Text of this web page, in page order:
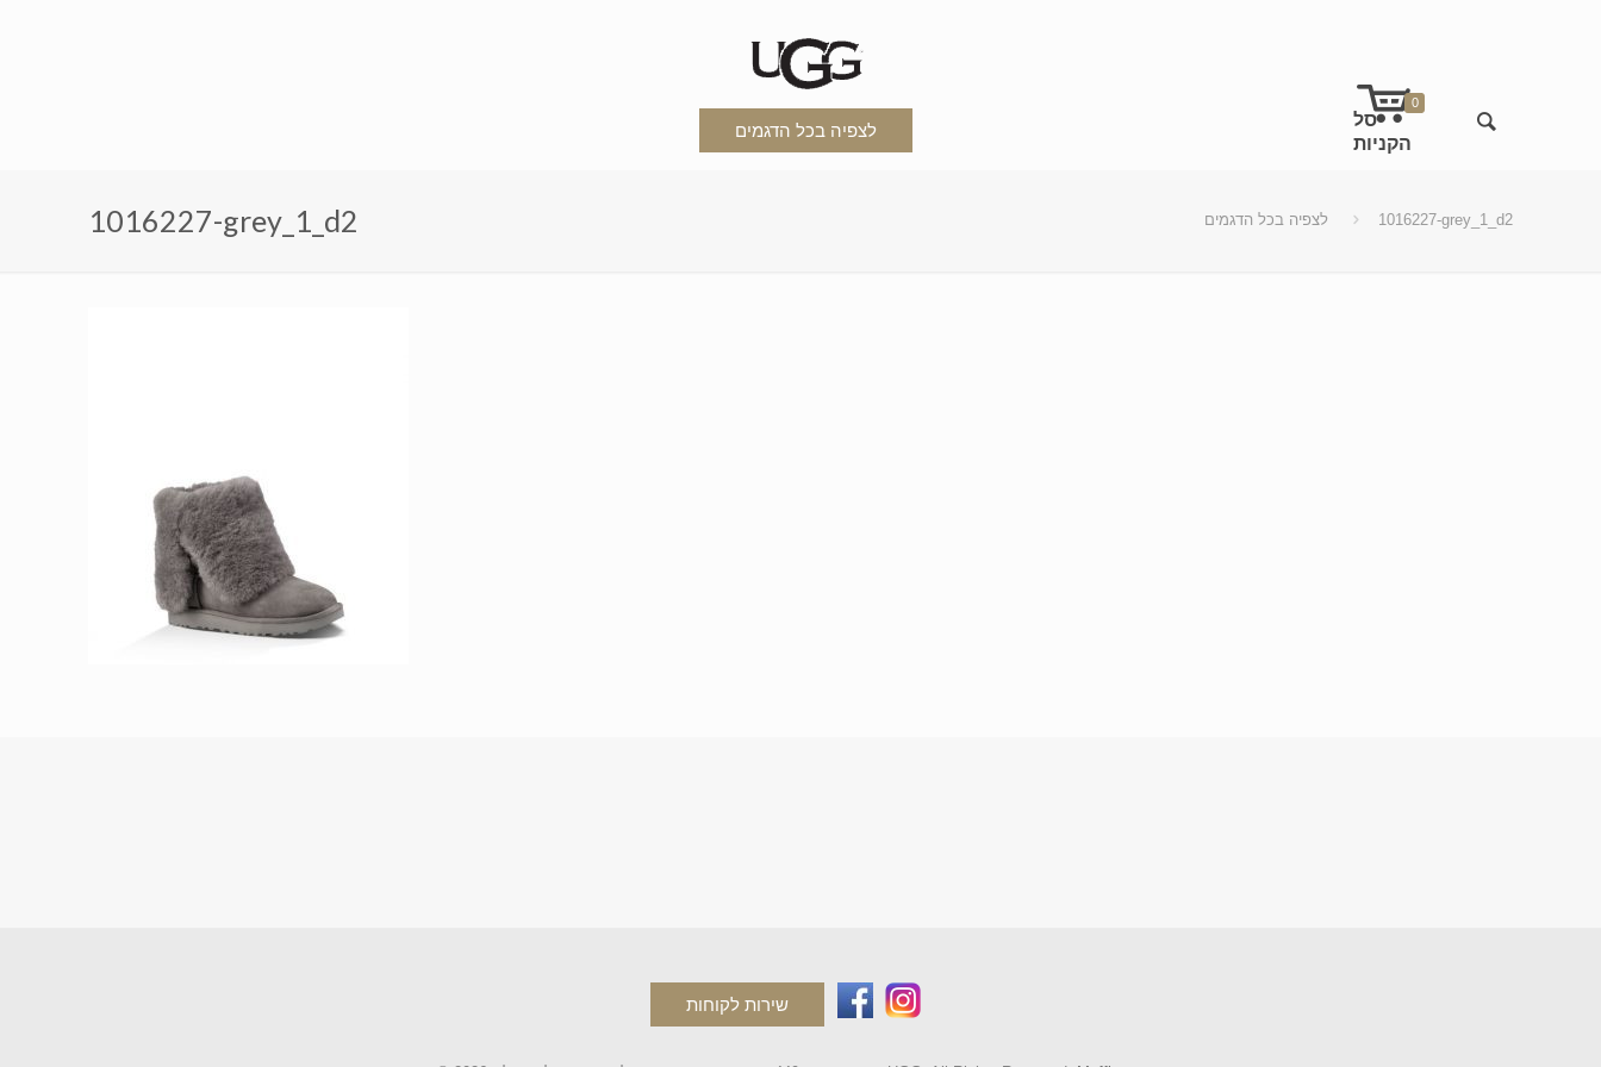
לצפיה בכל הדגמים
0
1016227-grey_1_d2 לצפיה בכל הדגמים 1016227-grey_1_d2
שירות לקוחות